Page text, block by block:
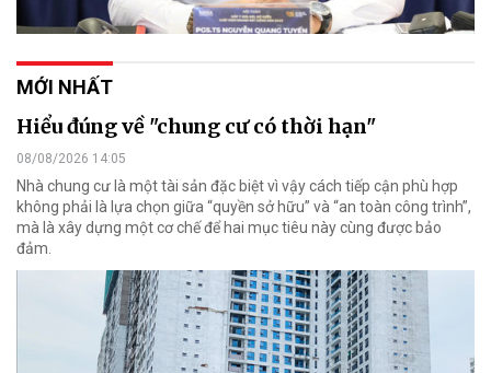
MỚI NHẤT
Hiểu đúng về "chung cư có thời hạn"
08/08/2026 14:05
Nhà chung cư là một tài sản đặc biệt vì vậy cách tiếp cận phù hợp
không phải là lựa chọn giữa “quyền sở hữu” và “an toàn công trình”,
mà là xây dựng một cơ chế để hai mục tiêu này cùng được bảo
đảm.